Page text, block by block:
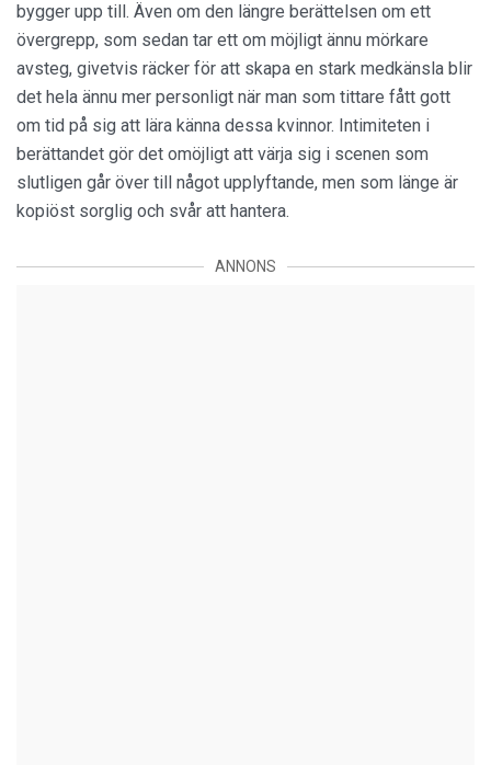
bygger upp till. Även om den längre berättelsen om ett
övergrepp, som sedan tar ett om möjligt ännu mörkare
avsteg, givetvis räcker för att skapa en stark medkänsla blir
det hela ännu mer personligt när man som tittare fått gott
om tid på sig att lära känna dessa kvinnor. Intimiteten i
berättandet gör det omöjligt att värja sig i scenen som
slutligen går över till något upplyftande, men som länge är
kopiöst sorglig och svår att hantera.
ANNONS